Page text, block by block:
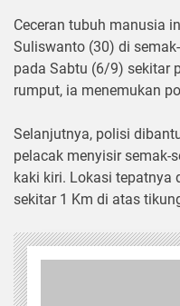
Ceceran tubuh manusia
Suliswanto (30) di
pada Sabtu (6/9) sekitar
rumput, ia menemukan
Selanjutnya, polisi
pelacak menyisir semak-
kaki kiri. Lokasi tepatnya
sekitar 1 Km di atas